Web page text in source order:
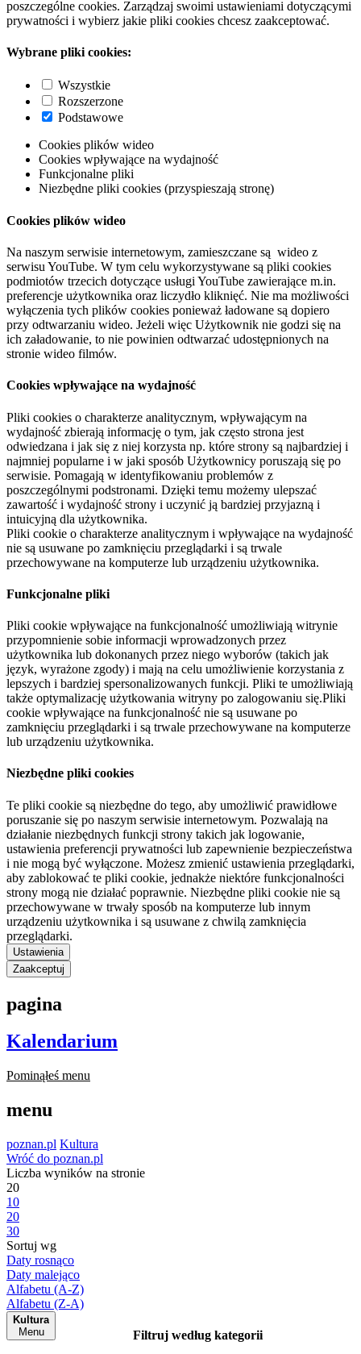
poszczególne cookies. Zarządzaj swoimi ustawieniami dotyczącymi
prywatności i wybierz jakie pliki cookies chcesz zaakceptować.
Wybrane pliki cookies:
Wszystkie
Rozszerzone
Podstawowe
Cookies plików wideo
Cookies wpływające na wydajność
Funkcjonalne pliki
Niezbędne pliki cookies (przyspieszają stronę)
Cookies plików wideo
Na naszym serwisie internetowym, zamieszczane są wideo z
serwisu YouTube. W tym celu wykorzystywane są pliki cookies
podmiotów trzecich dotyczące usługi YouTube zawierające m.in.
preferencje użytkownika oraz liczydło kliknięć. Nie ma możliwości
wyłączenia tych plików cookies ponieważ ładowane są dopiero
przy odtwarzaniu wideo. Jeżeli więc Użytkownik nie godzi się na
ich załadowanie, to nie powinien odtwarzać udostępnionych na
stronie wideo filmów.
Cookies wpływające na wydajność
Pliki cookies o charakterze analitycznym, wpływającym na
wydajność zbierają informację o tym, jak często strona jest
odwiedzana i jak się z niej korzysta np. które strony są najbardziej i
najmniej popularne i w jaki sposób Użytkownicy poruszają się po
serwisie. Pomagają w identyfikowaniu problemów z
poszczególnymi podstronami. Dzięki temu możemy ulepszać
zawartość i wydajność strony i uczynić ją bardziej przyjazną i
intuicyjną dla użytkownika.
Pliki cookie o charakterze analitycznym i wpływające na wydajność
nie są usuwane po zamknięciu przeglądarki i są trwale
przechowywane na komputerze lub urządzeniu użytkownika.
Funkcjonalne pliki
Pliki cookie wpływające na funkcjonalność umożliwiają witrynie
przypomnienie sobie informacji wprowadzonych przez
użytkownika lub dokonanych przez niego wyborów (takich jak
język, wyrażone zgody) i mają na celu umożliwienie korzystania z
lepszych i bardziej spersonalizowanych funkcji. Pliki te umożliwiają
także optymalizację użytkowania witryny po zalogowaniu się.Pliki
cookie wpływające na funkcjonalność nie są usuwane po
zamknięciu przeglądarki i są trwale przechowywane na komputerze
lub urządzeniu użytkownika.
Niezbędne pliki cookies
Te pliki cookie są niezbędne do tego, aby umożliwić prawidłowe
poruszanie się po naszym serwisie internetowym. Pozwalają na
działanie niezbędnych funkcji strony takich jak logowanie,
ustawienia preferencji prywatności lub zapewnienie bezpieczeństwa
i nie mogą być wyłączone. Możesz zmienić ustawienia przeglądarki,
aby zablokować te pliki cookie, jednakże niektóre funkcjonalności
strony mogą nie działać poprawnie. Niezbędne pliki cookie nie są
przechowywane w trwały sposób na komputerze lub innym
urządzeniu użytkownika i są usuwane z chwilą zamknięcia
przeglądarki.
Ustawienia
Zaakceptuj
pagina
Kalendarium
Pominąłeś menu
menu
poznan.pl Kultura
Wróć do poznan.pl
Liczba wyników na stronie
20
10
20
30
Sortuj wg
Daty rosnąco
Daty malejąco
Alfabetu (A-Z)
Alfabetu (Z-A)
Kultura
Menu
Filtruj według kategorii